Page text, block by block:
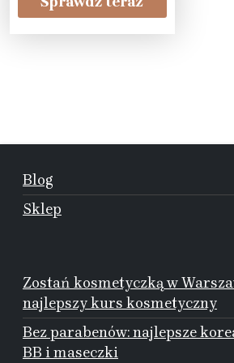
Blog
Sklep
Zostań kosmetyczką w
najlepszy kurs kosmetyczny
Bez parabenów: najlepsze
BB i maseczki